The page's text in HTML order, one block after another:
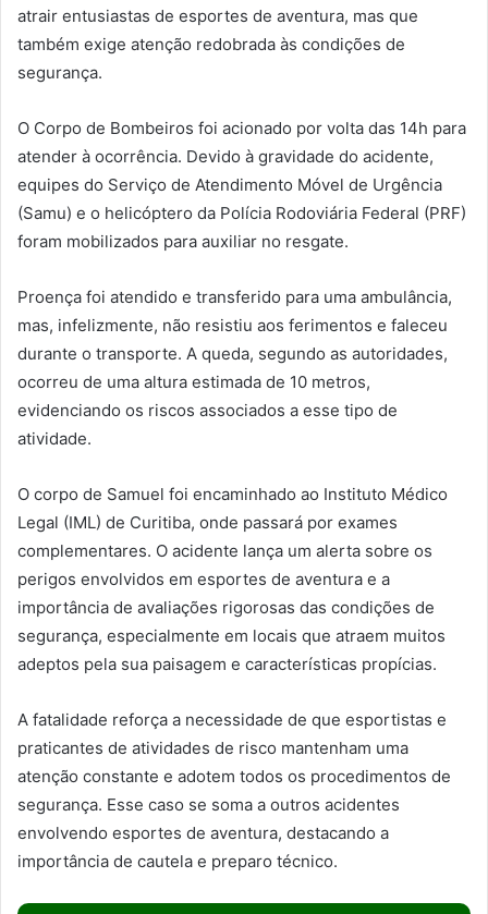
atrair entusiastas de esportes de aventura, mas que
também exige atenção redobrada às condições de
segurança.
O Corpo de Bombeiros foi acionado por volta das 14h para
atender à ocorrência. Devido à gravidade do acidente,
equipes do Serviço de Atendimento Móvel de Urgência
(Samu) e o helicóptero da Polícia Rodoviária Federal (PRF)
foram mobilizados para auxiliar no resgate.
Proença foi atendido e transferido para uma ambulância,
mas, infelizmente, não resistiu aos ferimentos e faleceu
durante o transporte. A queda, segundo as autoridades,
ocorreu de uma altura estimada de 10 metros,
evidenciando os riscos associados a esse tipo de
atividade.
O corpo de Samuel foi encaminhado ao Instituto Médico
Legal (IML) de Curitiba, onde passará por exames
complementares. O acidente lança um alerta sobre os
perigos envolvidos em esportes de aventura e a
importância de avaliações rigorosas das condições de
segurança, especialmente em locais que atraem muitos
adeptos pela sua paisagem e características propícias.
A fatalidade reforça a necessidade de que esportistas e
praticantes de atividades de risco mantenham uma
atenção constante e adotem todos os procedimentos de
segurança. Esse caso se soma a outros acidentes
envolvendo esportes de aventura, destacando a
importância de cautela e preparo técnico.